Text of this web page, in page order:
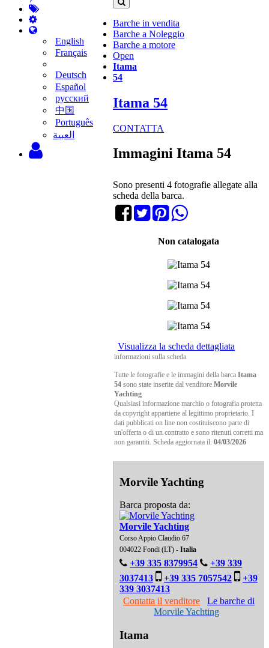
English
Français
Deutsch
Español
русский
中国
Português
‫العبية
Barche in vendita
Barche a Noleggio
Barche a motore
Open
Itama
54
Itama 54
CONTATTA
Immagini Itama 54
Sono presenti 4 fotografie allegate alla
scheda della barca.
Non catalogata
Visualizza la scheda dettagliata
informazioni sulla scheda
Tutte le fotografie e le immagini della barca Itama
54 sono state inserite dal venditore Morvile
Yachting
Qualsiasi informazione marchio o fotografia protetta
da copyright appartiene al legittimo proprietario. I
dati pubblicati on line non costituiscono parte di
un'offerta o di un contratto e sono ritenuti corretti ma
non garantiti. Scheda aggiornata il: 04/03/2026
Morvile Yachting
Barca proposta da:
Morvile Yachting
Corso Appio Claudio 67
004022 Fondi (LT) - Italia
+39 335 8379954
+39 339
3037413
+39 335 7057542
+39
339 3037413
Contatta il venditore
Le barche di
Morvile Yachting
Itama